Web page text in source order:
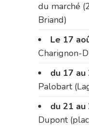
du marché
Briand)
Le 17
Charignon-
du 17 au
Palobart
du 21 au
Dupont